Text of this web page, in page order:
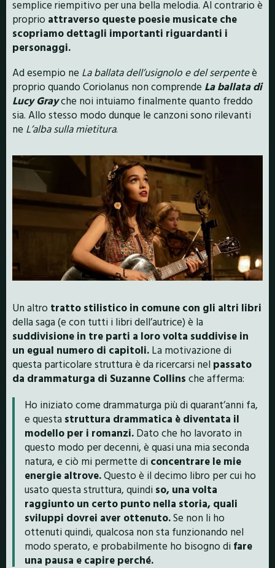
semplice riempitivo per una bella melodia. Al contrario è
proprio attraverso queste poesie musicate che
scopriamo dettagli importanti riguardanti i
personaggi.
Ad esempio ne La ballata dell’usignolo e del serpenteè
proprio quando Coriolanus non comprende La ballata di
Lucy Grayche noi intuiamo finalmente quanto freddo
sia. Allo stesso modo dunque le canzoni sono rilevanti
ne L’alba sulla mietitura.
Un altro tratto stilistico in comune con gli altri libri
della saga (e con tutti i libri dell’autrice) è la
suddivisione in tre parti a loro volta suddivise in
un egual numero di capitoli. La motivazione di
questa particolare struttura è da ricercarsi nel passato
da drammaturga di Suzanne Collins che afferma:
Ho iniziato come drammaturga più di quarant’anni fa,
e questa struttura drammatica è diventata il
modello per i romanzi. Dato che ho lavorato in
questo modo per decenni, è quasi una mia seconda
natura, e ciò mi permette di concentrare le mie
energie altrove.Questo è il decimo libro per cui ho
usato questa struttura, quindi so, una volta
raggiunto un certo punto nella storia, quali
sviluppi dovrei aver ottenuto.Se non li ho
ottenuti quindi, qualcosa non sta funzionando nel
modo sperato, e probabilmente ho bisogno di fare
una pausa e capire perché.